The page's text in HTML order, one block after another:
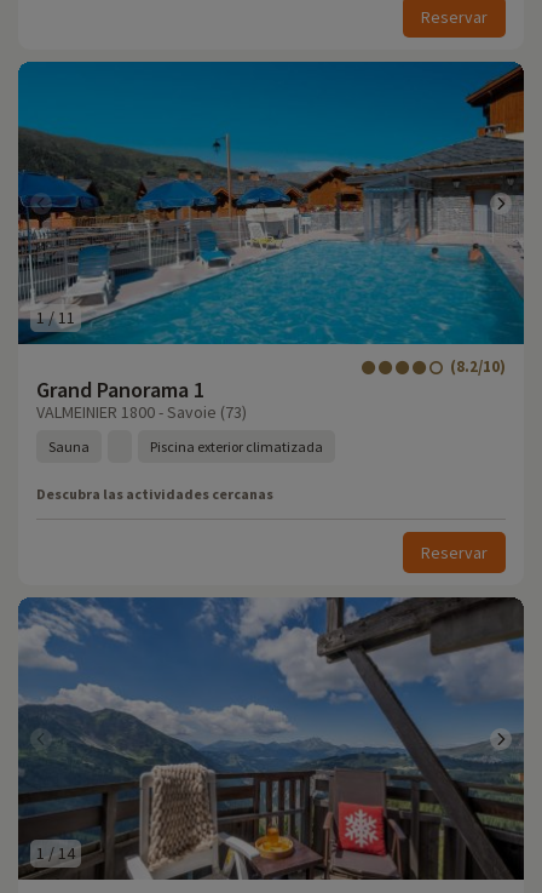
Reservar
1/11
Grand Panorama 1
(8.2/10)
VALMEINIER 1800 - Savoie (73)
Sauna Piscina exterior climatizada
Descubra las actividades cercanas
Reservar
1 /14